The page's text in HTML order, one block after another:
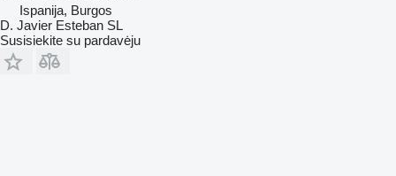
Ispanija, Burgos
D. Javier Esteban SL
Susisiekite su pardavėju